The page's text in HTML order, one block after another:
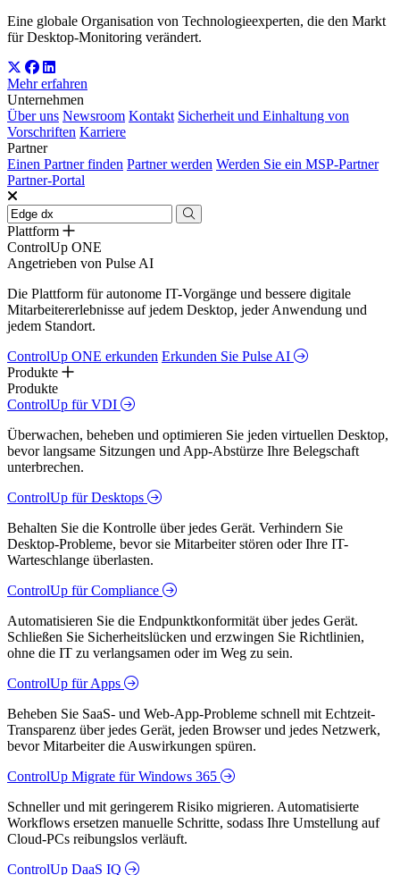
Eine globale Organisation von Technologieexperten, die den Markt
für Desktop-Monitoring verändert.
Mehr erfahren
Unternehmen
Über uns Newsroom Kontakt Sicherheit und Einhaltung von
Vorschriften Karriere
Partner
Einen Partner finden Partner werden Werden Sie ein MSP-Partner
Partner-Portal
Plattform
ControlUp ONE
Angetrieben von Pulse AI
Die Plattform für autonome IT-Vorgänge und bessere digitale
Mitarbeitererlebnisse auf jedem Desktop, jeder Anwendung und
jedem Standort.
ControlUp ONE erkunden Erkunden Sie Pulse AI
Produkte
Produkte
ControlUp für VDI
Überwachen, beheben und optimieren Sie jeden virtuellen Desktop,
bevor langsame Sitzungen und App-Abstürze Ihre Belegschaft
unterbrechen.
ControlUp für Desktops
Behalten Sie die Kontrolle über jedes Gerät. Verhindern Sie
Desktop-Probleme, bevor sie Mitarbeiter stören oder Ihre IT-
Warteschlange überlasten.
ControlUp für Compliance
Automatisieren Sie die Endpunktkonformität über jedes Gerät.
Schließen Sie Sicherheitslücken und erzwingen Sie Richtlinien,
ohne die IT zu verlangsamen oder im Weg zu sein.
ControlUp für Apps
Beheben Sie SaaS- und Web-App-Probleme schnell mit Echtzeit-
Transparenz über jedes Gerät, jeden Browser und jedes Netzwerk,
bevor Mitarbeiter die Auswirkungen spüren.
ControlUp Migrate für Windows 365
Schneller und mit geringerem Risiko migrieren. Automatisierte
Workflows ersetzen manuelle Schritte, sodass Ihre Umstellung auf
Cloud-PCs reibungslos verläuft.
ControlUp DaaS IQ